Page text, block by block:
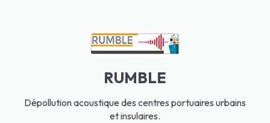
RUMBLE
Dépollution acoustique des centres portuaires urbains
et insulaires.